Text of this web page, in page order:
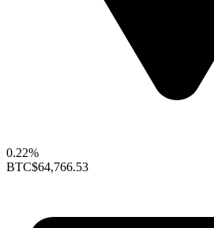
0.22%
BTC$64,766.53